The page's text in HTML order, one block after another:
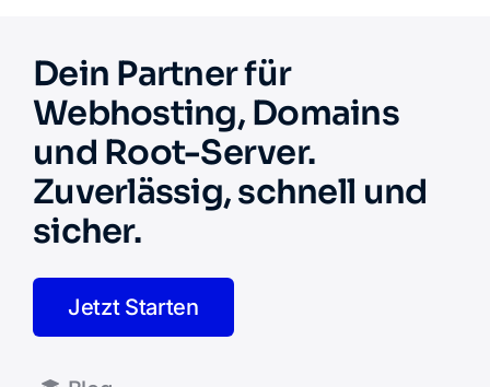
Dein Partner für
Webhosting, Domains
und Root-Server.
Zuverlässig, schnell und
sicher.
Jetzt Starten